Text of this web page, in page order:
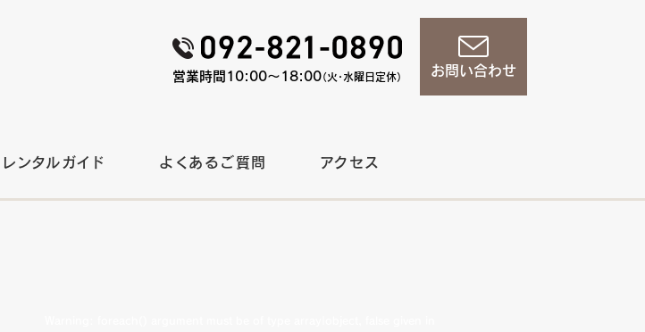
お問い合わせ
営業時間10:00〜18:00（火・水曜日定休）
レンタルガイド よくあるご質問 アクセス